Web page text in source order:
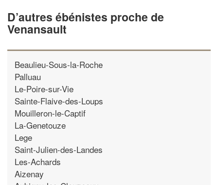
D’autres ébénistes proche de
Venansault
Beaulieu-Sous-la-Roche
Palluau
Le-Poire-sur-Vie
Sainte-Flaive-des-Loups
Mouilleron-le-Captif
La-Genetouze
Lege
Saint-Julien-des-Landes
Les-Achards
Aizenay